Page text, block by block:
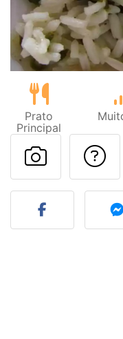
Prato
Principal
Fez